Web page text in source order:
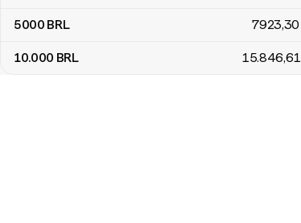
5000 BRL 7923,30
10.000 BRL 15.846,61